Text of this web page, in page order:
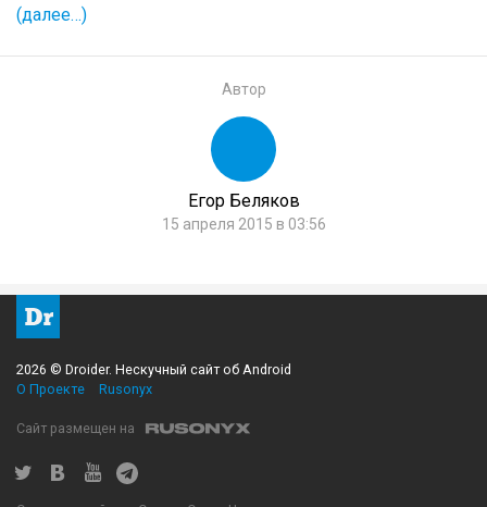
(далее…)
Автор
Егор Беляков
15 апреля 2015 в 03:56
2026 © Droider. Нескучный сайт об Android
О Проекте
Rusonyx
Сайт размещен на